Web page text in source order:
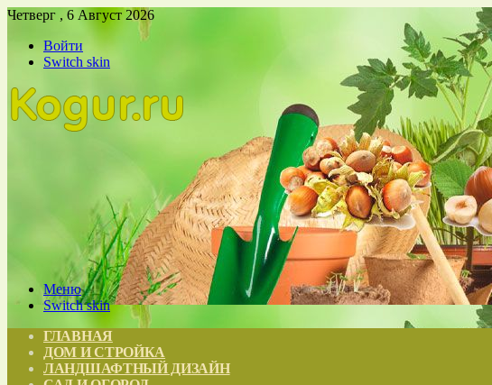
Четверг , 6 Август 2026
Войти
Switch skin
Меню
Switch skin
ГЛАВНАЯ
ДОМ И СТРОЙКА
ЛАНДШАФТНЫЙ ДИЗАЙН